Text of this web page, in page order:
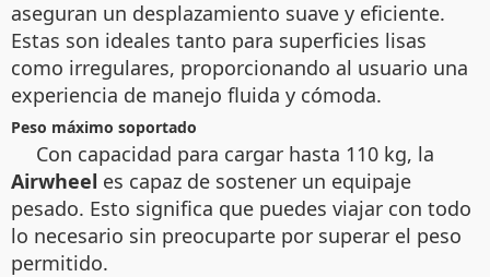
aseguran un desplazamiento suave y eficiente.
Estas son ideales tanto para superficies lisas
como irregulares, proporcionando al usuario una
experiencia de manejo fluida y cómoda.
Peso máximo soportado
Con capacidad para cargar hasta 110 kg, la
Airwheel es capaz de sostener un equipaje
pesado. Esto significa que puedes viajar con todo
lo necesario sin preocuparte por superar el peso
permitido.